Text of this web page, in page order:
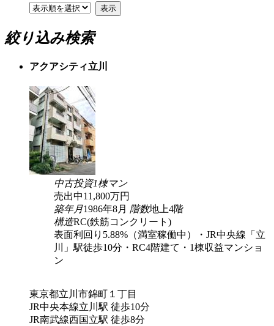
絞り込み検索
アクアシティ立川
中古投資1棟マン
売出中11,800万円
築年月1986年8月 階数地上4階
構造RC(鉄筋コンクリート)
表面利回り5.88%（満室稼働中）・JR中央線「立
川」駅徒歩10分・RC4階建て・1棟収益マンショ
ン
東京都立川市錦町１丁目
JR中央本線立川駅 徒歩10分
JR南武線西国立駅 徒歩8分